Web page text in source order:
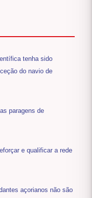
tenha sido
do navio de
paragens de
e qualificar a rede
açorianos não são